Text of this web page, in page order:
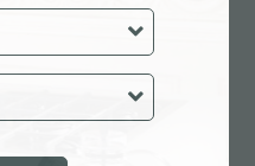
SERVICES